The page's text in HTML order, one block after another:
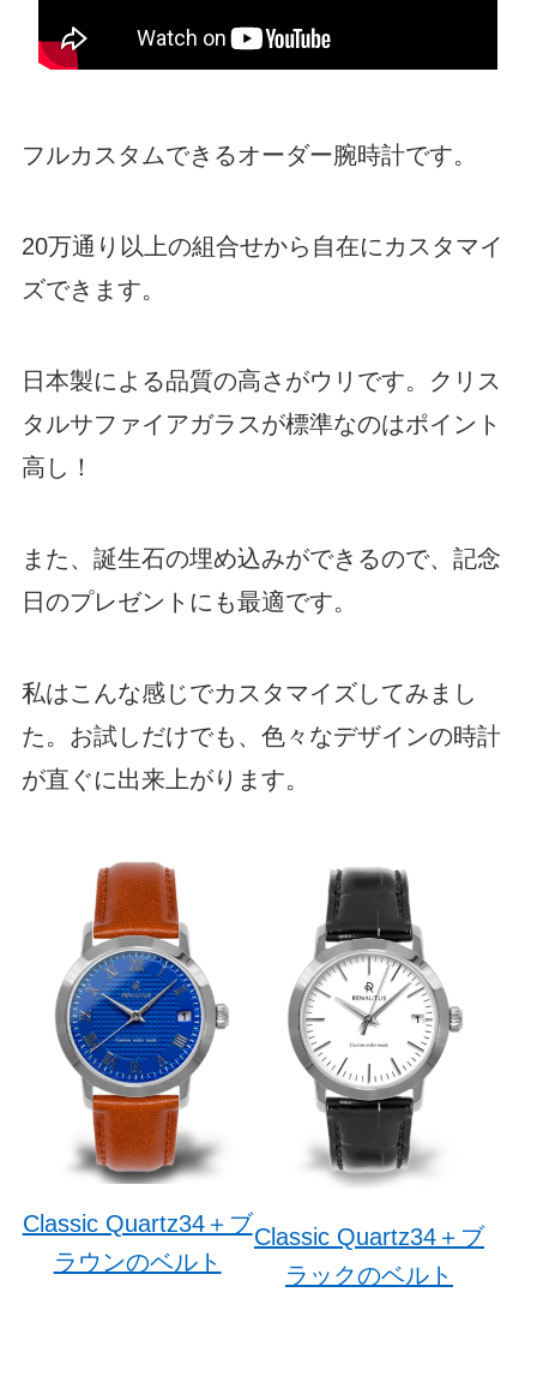
フルカスタムできるオーダー腕時計です。
20万通り以上の組合せから自在にカスタマイ
ズできます。
日本製による品質の高さがウリです。クリス
タルサファイアガラスが標準なのはポイント
高し！
また、誕生石の埋め込みができるので、記念
日のプレゼントにも最適です。
私はこんな感じでカスタマイズしてみまし
た。お試しだけでも、色々なデザインの時計
が直ぐに出来上がります。
Classic Quartz34＋ブ
ラウンのベルト
Classic Quartz34＋ブ
ラックのベルト